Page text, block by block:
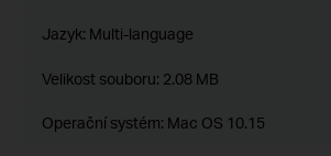
Jazyk: Multi-language
Velikost souboru: 2.08 MB
Operační systém: Mac OS 10.15